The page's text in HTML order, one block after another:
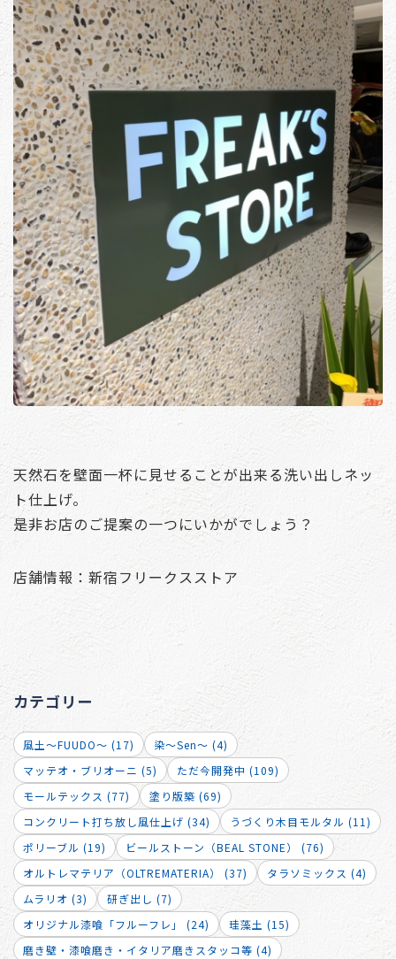
天然石を壁面一杯に見せることが出来る洗い出しネッ
ト仕上げ。
是非お店のご提案の一つにいかがでしょう？
店舗情報：新宿フリークスストア
カテゴリー
風土～FUUDO～ (17)
染～Sen～ (4)
マッテオ・ブリオーニ (5)
ただ今開発中 (109)
モールテックス (77)
塗り版築 (69)
コンクリート打ち放し風仕上げ (34)
うづくり木目モルタル (11)
ポリーブル (19)
ビールストーン（BEAL STONE） (76)
オルトレマテリア（OLTREMATERIA） (37)
タラソミックス (4)
ムラリオ (3)
研ぎ出し (7)
オリジナル漆喰「フルーフレ」 (24)
珪藻土 (15)
磨き壁・漆喰磨き・イタリア磨きスタッコ等 (4)